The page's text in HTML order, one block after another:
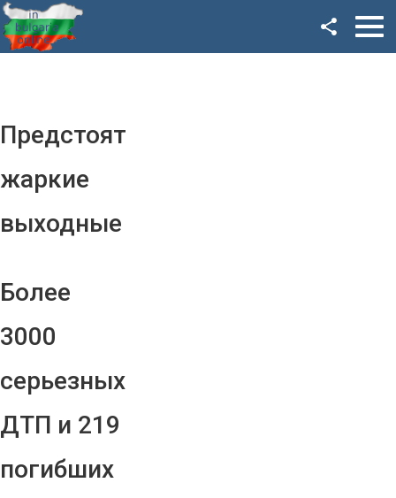
Предстоят
жаркие
выходные
Более
3000
серьезных
ДТП и 219
погибших